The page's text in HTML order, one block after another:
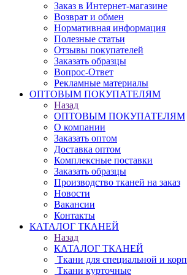
Заказ в Интернет-магазине
Возврат и обмен
Нормативная информация
Полезные статьи
Отзывы покупателей
Заказать образцы
Вопрос-Ответ
Рекламные материалы
ОПТОВЫМ ПОКУПАТЕЛЯМ
Назад
ОПТОВЫМ ПОКУПАТЕЛЯМ
О компании
Заказать оптом
Доставка оптом
Комплексные поставки
Заказать образцы
Производство тканей на заказ
Новости
Вакансии
Контакты
КАТАЛОГ ТКАНЕЙ
Назад
КАТАЛОГ ТКАНЕЙ
Ткани для специальной и
Ткани курточные